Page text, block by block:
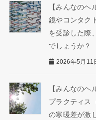
【みんなの
鏡やコンタク
を受診した際
でしょうか？
2026年5月11
【みんなの
プラクティス
の寒暖差が激